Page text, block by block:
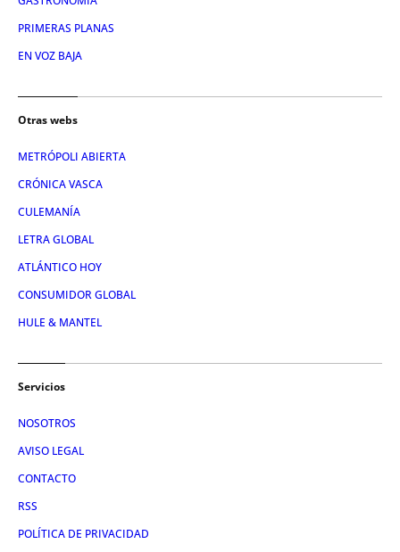
PRIMERAS PLANAS
EN VOZ BAJA
Otras webs
METRÓPOLI ABIERTA
CRÓNICA VASCA
CULEMANÍA
LETRA GLOBAL
ATLÁNTICO HOY
CONSUMIDOR GLOBAL
HULE & MANTEL
Servicios
NOSOTROS
AVISO LEGAL
CONTACTO
RSS
POLÍTICA DE PRIVACIDAD